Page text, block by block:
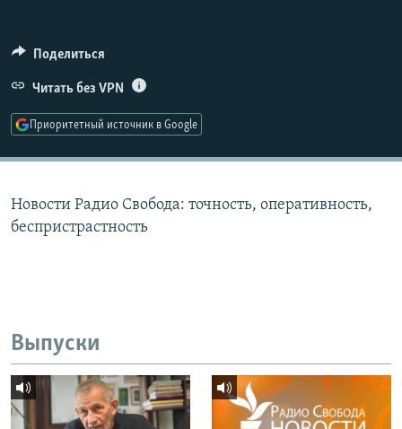
ПОДПИШИТЕСЬ НА РАССЫЛКУ
СОЦИАЛЬНЫЕ СЕТИ
Поделиться
Читать без VPN
Приоритетный источник в Google
Новости Радио Свобода: точность, оперативность,
беспристрастность
Выпуски